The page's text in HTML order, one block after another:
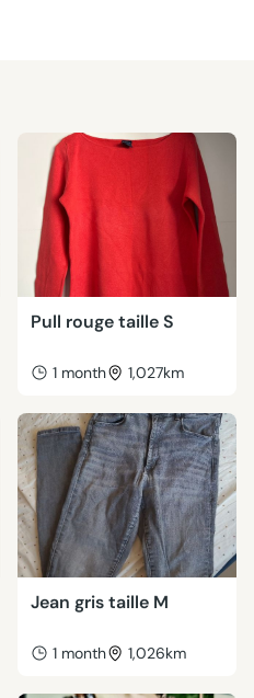
Pull rouge taille S
1 month 1,027km
Jean gris taille M
1 month 1,026km